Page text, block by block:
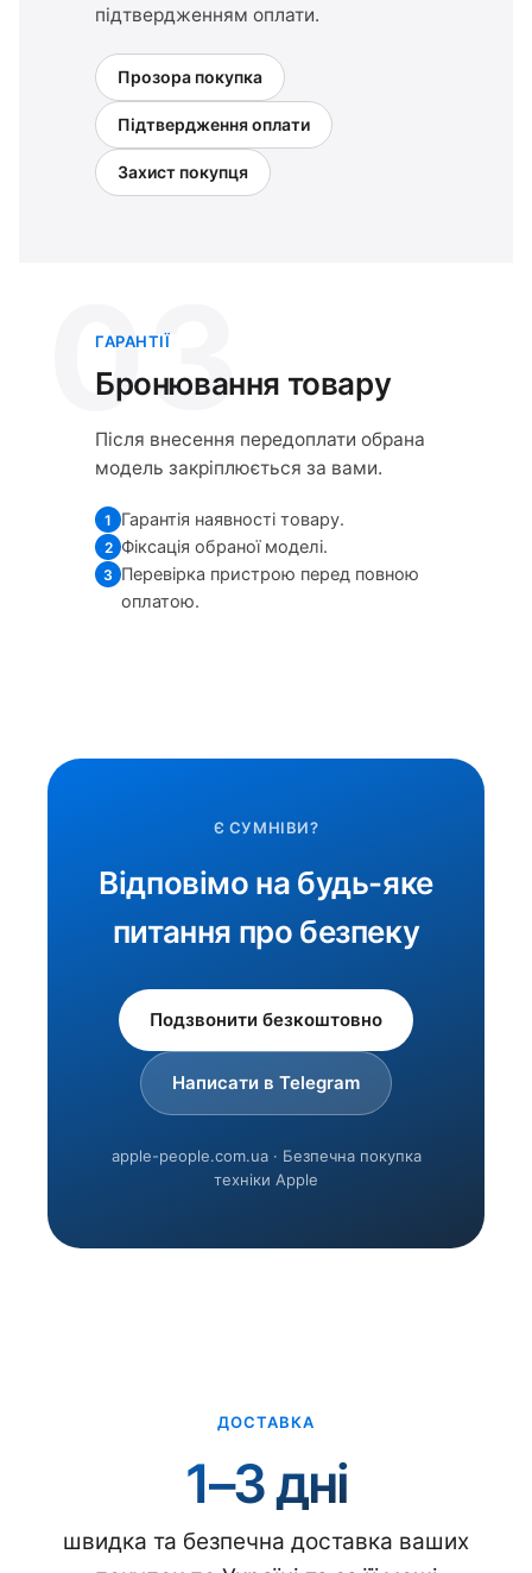
підтвердженням оплати.
Прозора покупка
Підтвердження оплати
Захист покупця
03
ГАРАНТІЇ
Бронювання товару
Після внесення передоплати обрана
модель закріплюється за вами.
1 Гарантія наявності товару.
2 Фіксація обраної моделі.
3 Перевірка пристрою перед повною
оплатою.
Є СУМНІВИ?
Відповімо на будь-яке
питання про безпеку
Подзвонити безкоштовно
Написати в Telegram
apple-people.com.ua · Безпечна покупка
техніки Apple
ДОСТАВКА
1–3 дні
швидка та безпечна доставка ваших